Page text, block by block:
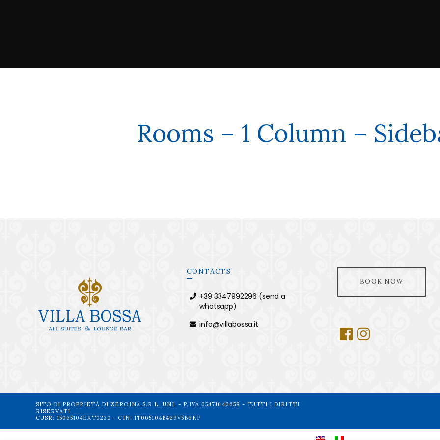
Rooms – 1 Column –
CONTACTS
+39 3347992296 (send a
whatsapp)
info@villabossa.it
BOOK NOW
SITO DI PROPRIETÀ DI ZEROINA S.R.L. UNI. - P.IVA 05471040658 - TUTTI I DIRITTI
RISERVATI
CUSR: 15065104EXT0230 - CIN: IT065104B469V5B6KP